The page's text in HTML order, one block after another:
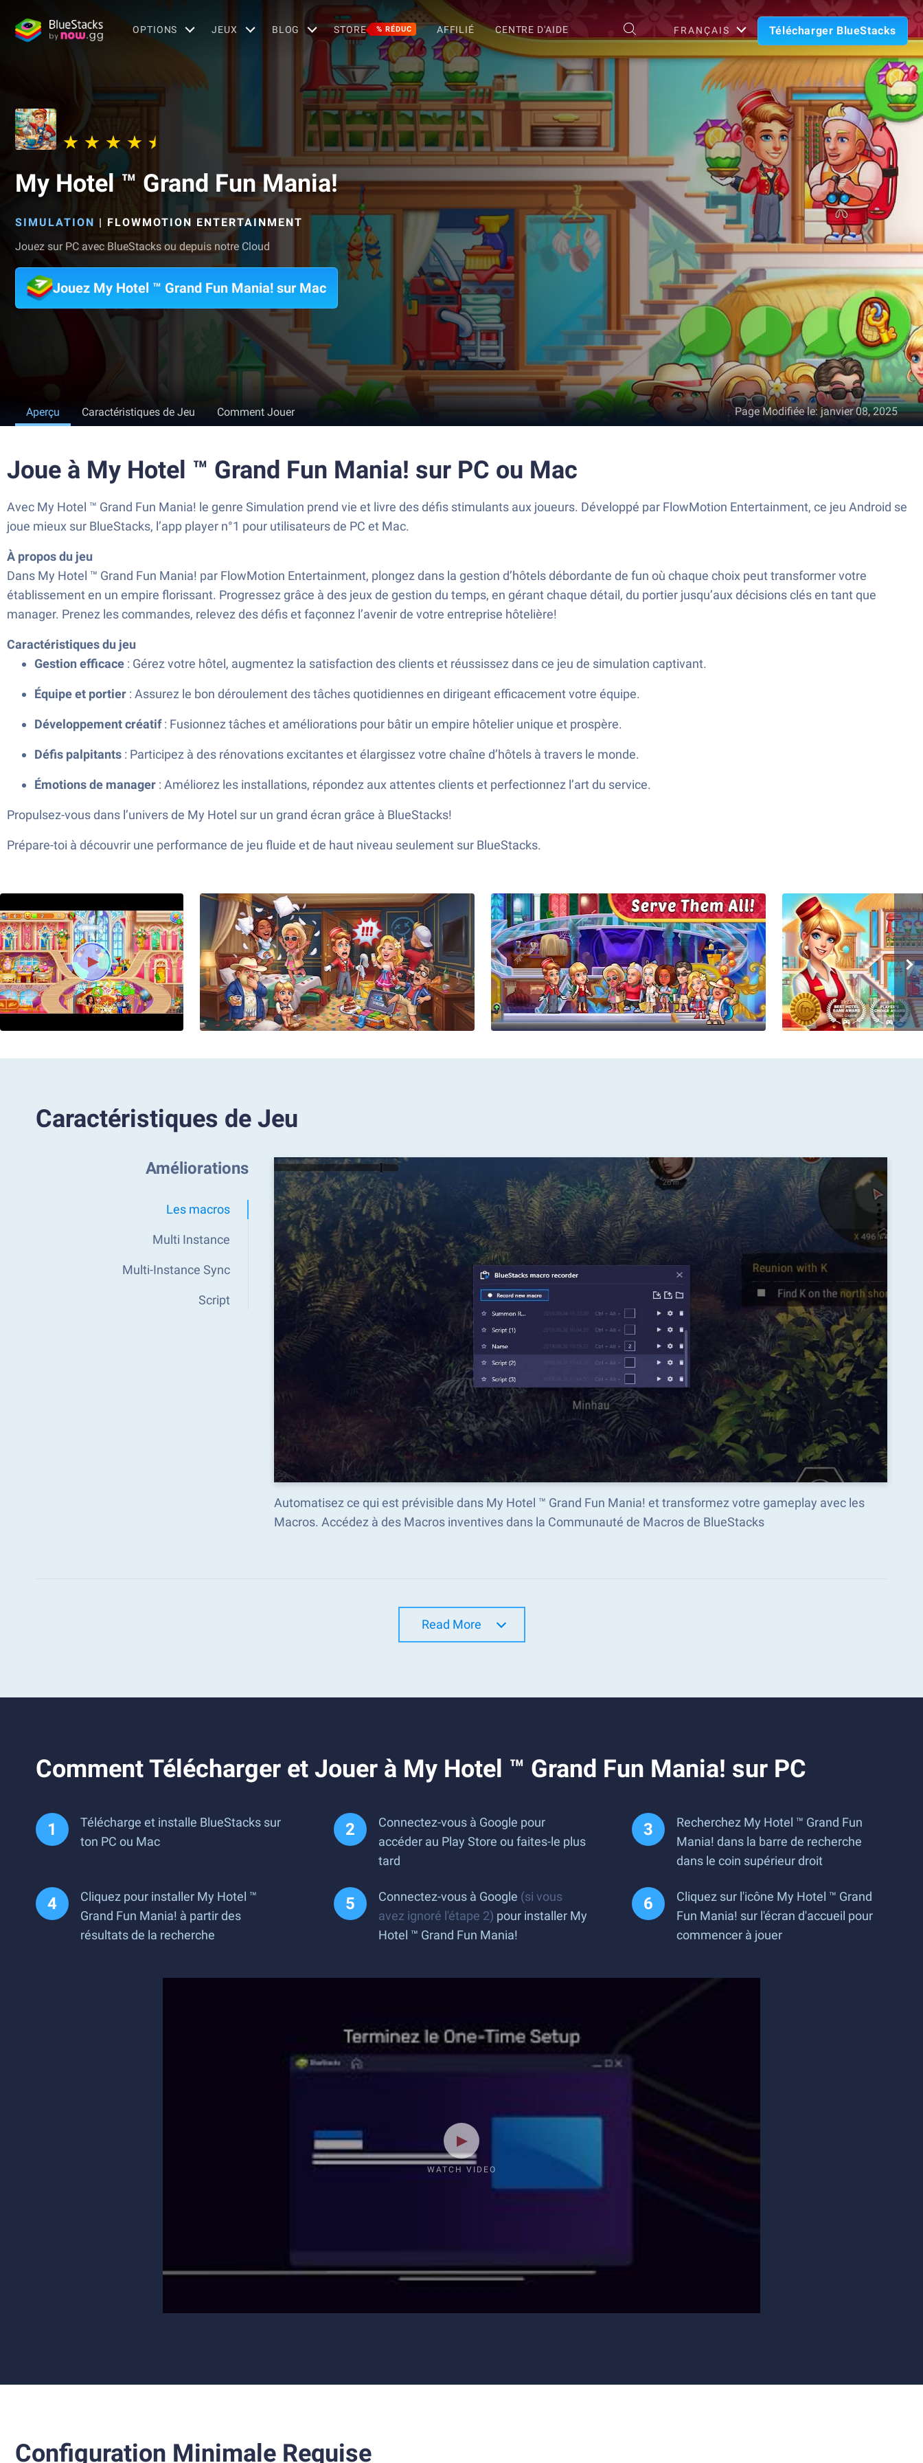
OPTIONS JEUX BLOG STORE % RÉDUC AFFILIÉ CENTRE D'AIDE FRANÇAIS Télécharger BlueStacks
My Hotel ™ Grand Fun Mania!
SIMULATION | FLOWMOTION ENTERTAINMENT
Jouez sur PC avec BlueStacks ou depuis notre Cloud
Jouez My Hotel ™ Grand Fun Mania! sur Mac
Aperçu Caractéristiques de Jeu Comment Jouer Page Modifiée le:janvier 08, 2025
Joue à My Hotel ™ Grand Fun Mania! sur PC ou Mac
Avec My Hotel ™ Grand Fun Mania! le genre Simulation prend vie et livre des défis stimulants aux joueurs. Développé par FlowMotion Entertainment, ce jeu Android se
joue mieux sur BlueStacks, l’app player n°1 pour utilisateurs de PC et Mac.
À propos du jeu
Dans My Hotel ™ Grand Fun Mania! par FlowMotion Entertainment, plongez dans la gestion d’hôtels débordante de fun où chaque choix peut transformer votre
établissement en un empire florissant. Progressez grâce à des jeux de gestion du temps, en gérant chaque détail, du portier jusqu’aux décisions clés en tant que
manager. Prenez les commandes, relevez des défis et façonnez l’avenir de votre entreprise hôtelière!
Caractéristiques du jeu
Gestion efficace : Gérez votre hôtel, augmentez la satisfaction des clients et réussissez dans ce jeu de simulation captivant.
Équipe et portier : Assurez le bon déroulement des tâches quotidiennes en dirigeant efficacement votre équipe.
Développement créatif: Fusionnez tâches et améliorations pour bâtir un empire hôtelier unique et prospère.
Défis palpitants : Participez à des rénovations excitantes et élargissez votre chaîne d’hôtels à travers le monde.
Émotions de manager : Améliorez les installations, répondez aux attentes clients et perfectionnez l’art du service.
Propulsez-vous dans l’univers de My Hotel sur un grand écran grâce à BlueStacks!
Prépare-toi à découvrir une performance de jeu fluide et de haut niveau seulement sur BlueStacks.
Caractéristiques de Jeu
Améliorations
Les macros
Multi Instance
Multi-Instance Sync
Script
Automatisez ce qui est prévisible dans My Hotel ™ Grand Fun Mania! et transformez votre gameplay avec les
Macros. Accédez à des Macros inventives dans la Communauté de Macros de BlueStacks
Read More
Comment Télécharger et Jouer à My Hotel ™ Grand Fun Mania! sur PC
Télécharge et installe BlueStacks sur
ton PC ou Mac
Connectez-vous à Google pour
accéder au Play Store ou faites-le plus
tard
Recherchez My Hotel ™ Grand Fun
Mania! dans la barre de recherche
dans le coin supérieur droit
Cliquez pour installer My Hotel ™
Grand Fun Mania! à partir des
résultats de la recherche
Connectez-vous à Google (si vous
avez ignoré l'étape 2) pour installer My
Hotel ™ Grand Fun Mania!
Cliquez sur l'icône My Hotel ™ Grand
Fun Mania! sur l'écran d'accueil pour
commencer à jouer
WATCH VIDEO
Configuration Minimale Requise